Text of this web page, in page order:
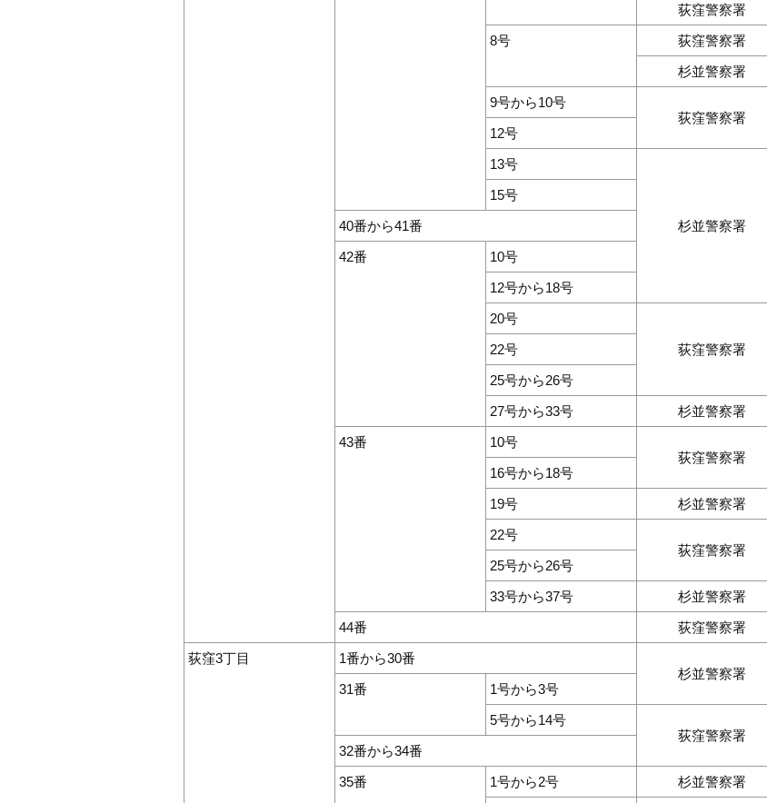
荻窪警察署
8号
荻窪警察署
杉並警察署
9号から10号
荻窪警察署
12号
13号
杉並警察署
15号
40番から41番
42番
10号
12号から18号
20号
荻窪警察署
22号
25号から26号
27号から33号
杉並警察署
43番
10号
荻窪警察署
16号から18号
19号
杉並警察署
22号
荻窪警察署
25号から26号
33号から37号
杉並警察署
44番
荻窪警察署
荻窪3丁目
1番から30番
杉並警察署
31番
1号から3号
5号から14号
荻窪警察署
32番から34番
35番
1号から2号
杉並警察署